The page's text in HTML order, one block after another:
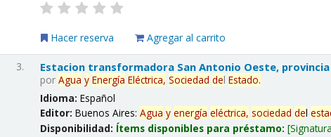
Hacer reserva Agregar al carrito
3. Estacion transformadora San Antonio Oeste, provincia
porAgua y Energía Eléctrica, Sociedad delEstado.
Idioma:Español
Editor:Buenos Aires:Agua y energía eléctrica, sociedad del
Disponibilidad: Ítems disponibles para préstamo: